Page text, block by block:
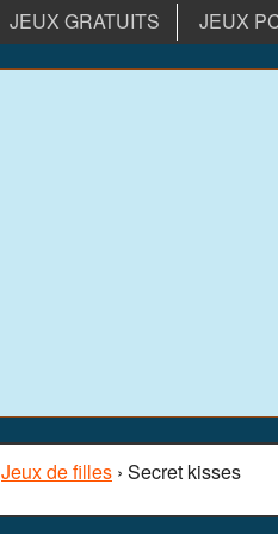
JEUX GRATUITS JEUX
Jeux de filles › Secret kisses